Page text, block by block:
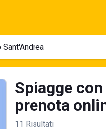
Spiagge
prenota
11 Risultati